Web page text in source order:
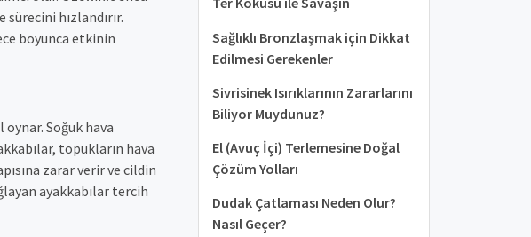
hızlandırır.
boyunca etkinin
Soğuk hava
topukların hava
zarar verir ve cildin
ayakkabılar tercih
Sağlıklı Bronzlaşmak için Dikkat
Edilmesi Gerekenler
Sivrisinek Isırıklarının Zararlarını
Biliyor Muydunuz?
El (Avuç İçi) Terlemesine Doğal
Çözüm Yolları
Dudak Çatlaması Neden Olur?
Nasıl Geçer?